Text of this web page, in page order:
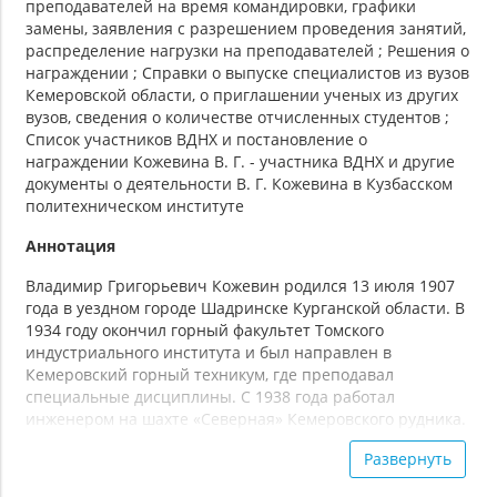
преподавателей на время командировки, графики
замены, заявления с разрешением проведения занятий,
распределение нагрузки на преподавателей ; Решения о
награждении ; Справки о выпуске специалистов из вузов
Кемеровской области, о приглашении ученых из других
вузов, сведения о количестве отчисленных студентов ;
Список участников ВДНХ и постановление о
награждении Кожевина В. Г. - участника ВДНХ и другие
документы о деятельности В. Г. Кожевина в Кузбасском
политехническом институте
Аннотация
Владимир Григорьевич Кожевин родился 13 июля 1907
года в уездном городе Шадринске Курганской области. В
1934 году окончил горный факультет Томского
индустриального института и был направлен в
Кемеровский горный техникум, где преподавал
специальные дисциплины. С 1938 года работал
инженером на шахте «Северная» Кемеровского рудника.
В годы Великой Отечественной войны - на шахте № 10 в
г. Осинники. В сентябре 1945 года назначен
управляющим трестом «Киселевскуголь». С января по
Развернуть